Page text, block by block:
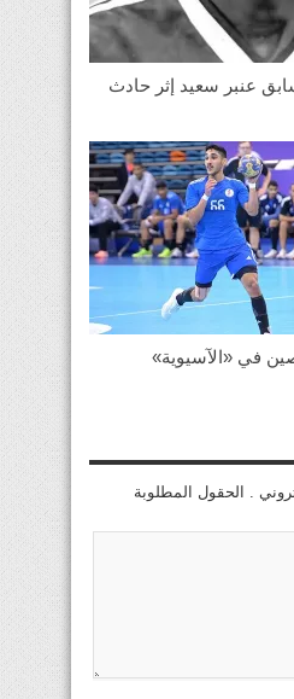
عنبر سعيد إثر حادث
في «الآسيوية»
. الحقول المطلوبة